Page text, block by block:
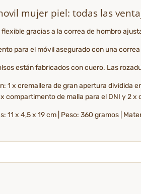
mujer piel: todas las
gracias a la correa de hombro
para el móvil asegurado con una
están fabricados con cuero. Las
1 x cremallera de gran apertura dividida
x compartimento de malla para el DNI y 2
11 x 4,5 x 19 cm | Peso: 360 gramos |